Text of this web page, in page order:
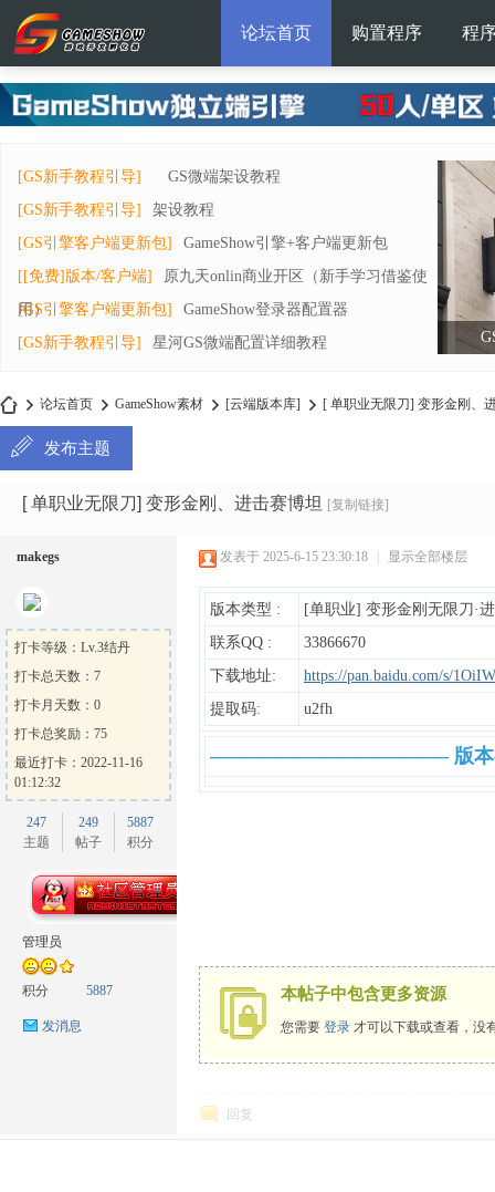
论坛首页 购置程序 程
[GS新手教程引导]
GS微端架设教程
[GS新手教程引导]
架设教程
[GS引擎客户端更新包]
GameShow引擎+客户端更新包
[[免费]版本/客户端]
原九天onlin商业开区（新手学习借鉴使
用）
[GS引擎客户端更新包]
GameShow登录器配置器
[GS新手教程引导]
星河GS微端配置详细教程
me
»
论坛首页
›
GameShow素材
›
[云端版本库]
›
[ 单职业无限刀] 变形金刚、
发布主题
[ 单职业无限刀] 变形金刚、进击赛博坦 [复制链接]
makegs
打卡等级：Lv.3结丹
打卡总天数：7
打卡月天数：0
打卡总奖励：75
最近打卡：2022-11-16
01:12:32
247
主题
249
帖子
5887
积分
管理员
积分 5887
发消息
发表于 2025-6-15 23:30:18 显示全部楼层
版本类型 :
[单职业] 变形金刚无限刀·
联系QQ :
33866670
下载地址:
https://pan.baidu.com/s/
提取码:
u2fh
———————————— 版本
本帖子中包含更多资源
您需要 登录 才可以下载或查看，没
回复